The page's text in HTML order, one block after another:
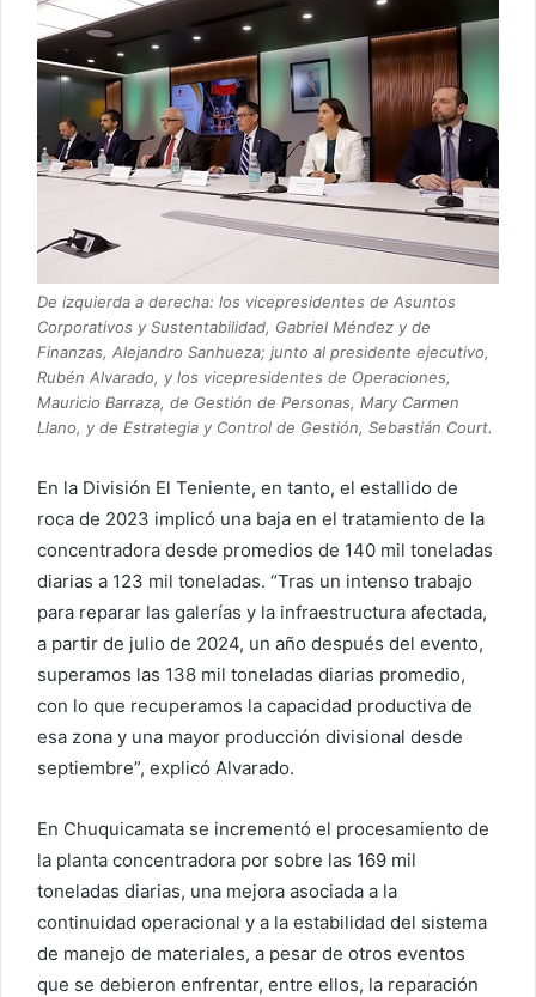
De izquierda a derecha: los vicepresidentes de Asuntos
Corporativos y Sustentabilidad, Gabriel Méndez y de
Finanzas, Alejandro Sanhueza; junto al presidente ejecutivo,
Rubén Alvarado, y los vicepresidentes de Operaciones,
Mauricio Barraza, de Gestión de Personas, Mary Carmen
Llano, y de Estrategia y Control de Gestión, Sebastián Court.
En la División El Teniente, en tanto, el estallido de
roca de 2023 implicó una baja en el tratamiento de la
concentradora desde promedios de 140 mil toneladas
diarias a 123 mil toneladas. “Tras un intenso trabajo
para reparar las galerías y la infraestructura afectada,
a partir de julio de 2024, un año después del evento,
superamos las 138 mil toneladas diarias promedio,
con lo que recuperamos la capacidad productiva de
esa zona y una mayor producción divisional desde
septiembre”, explicó Alvarado.
En Chuquicamata se incrementó el procesamiento de
la planta concentradora por sobre las 169 mil
toneladas diarias, una mejora asociada a la
continuidad operacional y a la estabilidad del sistema
de manejo de materiales, a pesar de otros eventos
que se debieron enfrentar, entre ellos, la reparación